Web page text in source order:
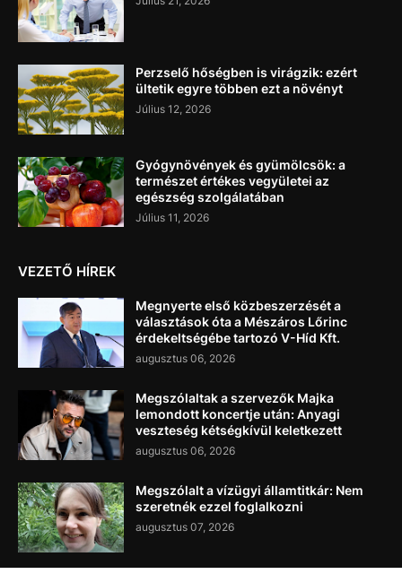
Perzselő hőségben is virágzik: ezért
ültetik egyre többen ezt a növényt
Július 12, 2026
Gyógynövények és gyümölcsök: a
természet értékes vegyületei az
egészség szolgálatában
Július 11, 2026
VEZETŐ HÍREK
Megnyerte első közbeszerzését a
választások óta a Mészáros Lőrinc
érdekeltségébe tartozó V-Híd Kft.
augusztus 06, 2026
Megszólaltak a szervezők Majka
lemondott koncertje után: Anyagi
veszteség kétségkívül keletkezett
augusztus 06, 2026
Megszólalt a vízügyi államtitkár: Nem
szeretnék ezzel foglalkozni
augusztus 07, 2026